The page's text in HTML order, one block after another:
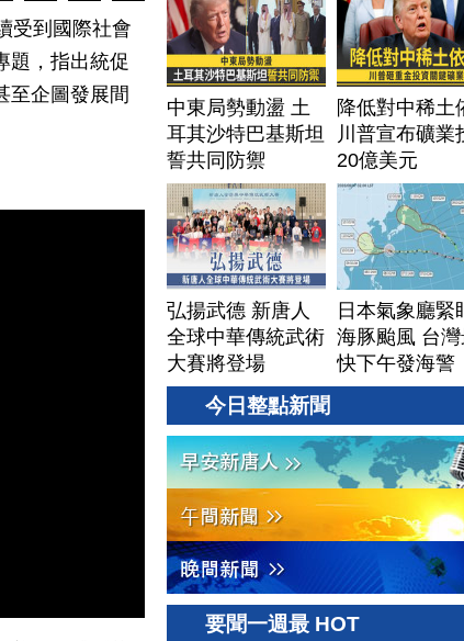
受到國際社會
題，指出統促
至企圖發展間
中東局勢動盪 土
耳其沙特巴基斯坦
誓共同防禦
降低對中稀土
川普宣布礦業
20億美元
弘揚武德 新唐人
全球中華傳統武術
大賽將登場
日本氣象廳緊
海豚颱風 台灣
快下午發海警
今日整點新聞
要聞一週最 HOT